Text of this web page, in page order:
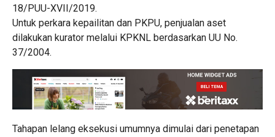
18/PUU-XVII/2019.
Untuk perkara kepailitan dan PKPU, penjualan aset
dilakukan kurator melalui KPKNL berdasarkan UU No.
37/2004.
Tahapan lelang eksekusi umumnya dimulai dari penetapan